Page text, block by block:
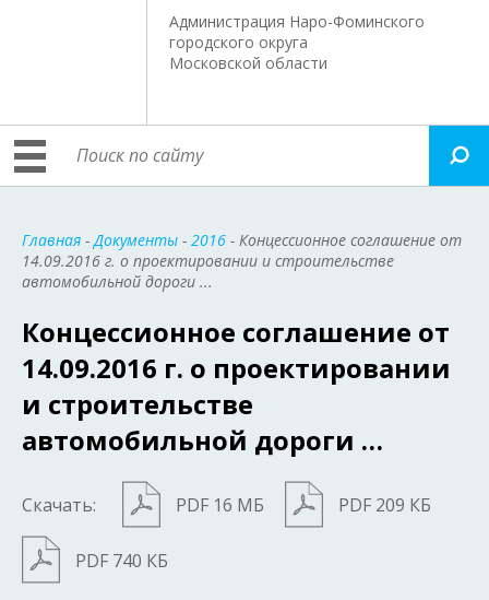
Администрация Наро-Фоминского
городского округа
Московской области
Главная -Документы - 2016 - Концессионное соглашение от
14.09.2016 г. о проектировании и строительстве
автомобильной дороги ...
Концессионное соглашение от
14.09.2016 г. о проектировании
и строительстве
автомобильной дороги …
Скачать: PDF 16 МБ PDF 209 КБ
PDF 740 КБ